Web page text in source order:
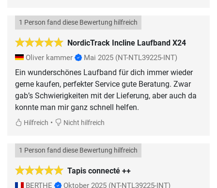
NordicTrack Incline Laufband X24
1 Person fand diese Bewertung hilfreich
Oliver kammer Mai 2025 (NT-NTL39225-INT)
Ein wunderschönes Laufband für dich immer wieder
gerne kaufen, perfekter Service gute Beratung. Zwar
gab’s Schwierigkeiten mit der Lieferung, aber auch da
konnte man mir ganz schnell helfen.
Hilfreich • Nicht hilfreich
Tapis connecté ++
1 Person fand diese Bewertung hilfreich
BERTHE Oktober 2025 (NT-NTL39225-INT)